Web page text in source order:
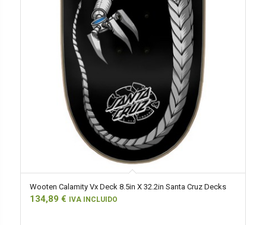
Wooten Calamity Vx Deck 8.5in X 32.2in Santa Cruz Decks
134,89 € IVA INCLUIDO